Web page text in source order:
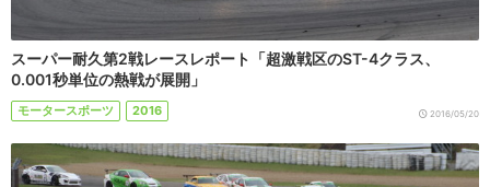
スーパー耐久第2戦レースレポート「超激戦区のST-4クラス、
0.001秒単位の熱戦が展開」
モータースポーツ 2016 2016/05/20